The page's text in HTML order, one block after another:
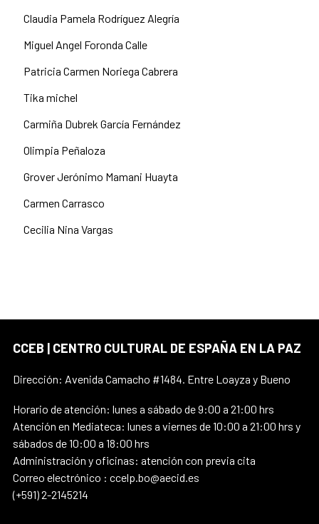
Claudia Pamela Rodríguez Alegría
Miguel Angel Foronda Calle
Patricia Carmen Noriega Cabrera
Tika michel
Carmiña Dubrek García Fernández
Olimpia Peñaloza
Grover Jerónimo Mamani Huayta
Carmen Carrasco
Cecilia Nina Vargas
CCEB | CENTRO CULTURAL DE ESPAÑA EN LA PAZ
Dirección: Avenida Camacho #1484. Entre Loayza y Bueno
Horario de atención: lunes a sábado de 9:00 a 21:00 hrs
Atención en Mediateca: lunes a viernes de 10:00 a 21:00 hrs y
sábados de 10:00 a 18:00 hrs
Administración y oficinas: atención con previa cita
Correo electrónico : ccelp.bo@aecid.es
(+591) 2-2145214